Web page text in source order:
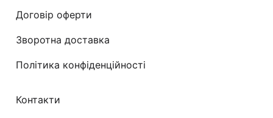
Договір оферти
Зворотна доставка
Політика конфіденційності
Контакти